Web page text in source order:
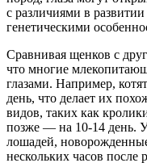
с различиями в
генетическими
Сравнивая щенков с
что многие
глазами. Например,
день, что делает их
видов, таких как
позже — на 10-14 день.
лошадей,
нескольких часов после